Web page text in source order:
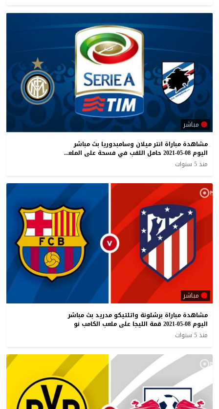
مباشر
مشاهدة مباراة انتر ميلان وسامبدوريا بث مباشر
اليوم 08-05-2021 حامل اللقب في فسحة على الملعب السان سيرو
منذ 5 سنوات
مباشر
مشاهدة مباراة برشلونة واتلتيكو مدريد بث مباشر
اليوم 08-05-2021 قمة الليجا على ملعب الكامب نو
منذ 5 سنوات